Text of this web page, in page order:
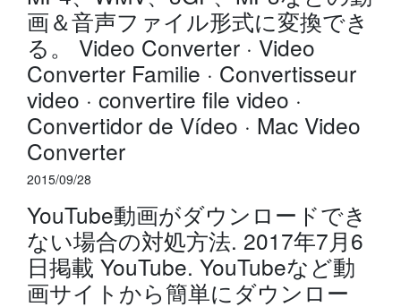
画＆音声ファイル形式に変換でき
る。 Video Converter · Video
Converter Familie · Convertisseur
video · convertire file video ·
Convertidor de Vídeo · Mac Video
Converter
2015/09/28
YouTube動画がダウンロードでき
ない場合の対処方法. 2017年7月6
日掲載 YouTube. YouTubeなど動
画サイトから簡単にダウンロー